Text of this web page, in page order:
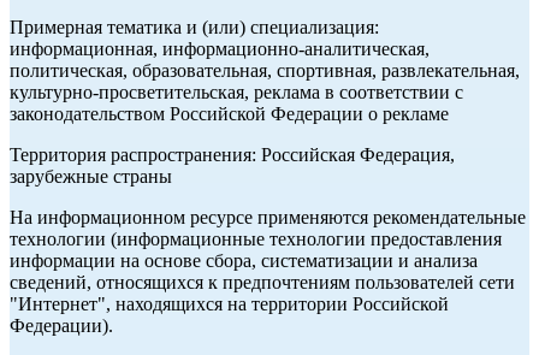
Примерная тематика и (или) специализация:
информационная, информационно-аналитическая,
политическая, образовательная, спортивная, развлекательная,
культурно-просветительская, реклама в соответствии с
законодательством Российской Федерации о рекламе
Территория распространения: Российская Федерация,
зарубежные страны
На информационном ресурсе применяются рекомендательные
технологии (информационные технологии предоставления
информации на основе сбора, систематизации и анализа
сведений, относящихся к предпочтениям пользователей сети
"Интернет", находящихся на территории Российской
Федерации).